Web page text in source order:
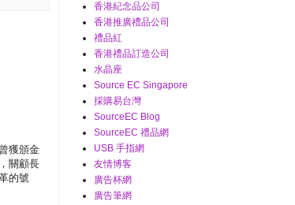
獲頒金
關顧長
的號
香港紀念品公司
香港推廣禮品公司
禮品紅
香港禮品訂造公司
水晶座
Source EC Singapore
採購易台灣
SourceEC Blog
SourceEC 禮品網
USB 手指網
友情博客
廣告杯網
廣告筆網